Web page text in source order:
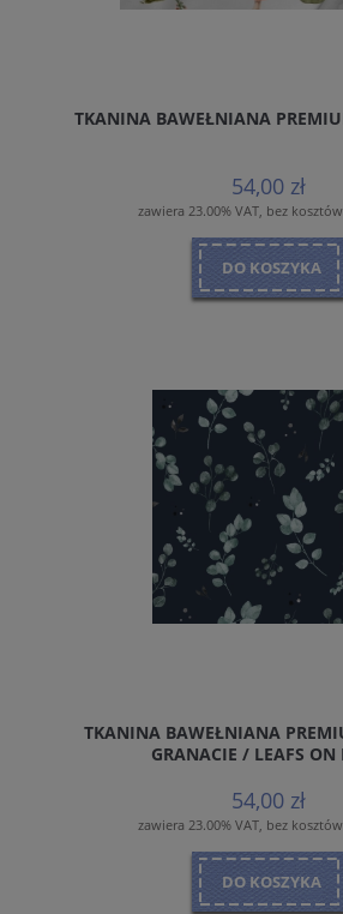
TKANINA BAWEŁNIANA
54,00 zł
zawiera 23.00% VAT, bez
DO KOSZYKA
TKANINA BAWEŁNIANA
GRANACIE / LEAFS ON
54,00 zł
zawiera 23.00% VAT, bez
DO KOSZYKA